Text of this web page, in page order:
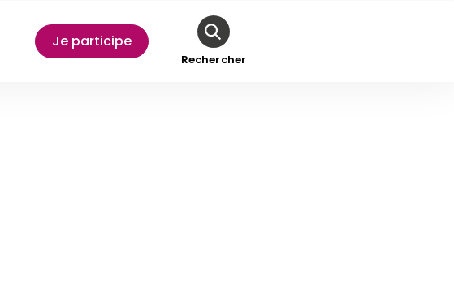
Je participe
Rechercher